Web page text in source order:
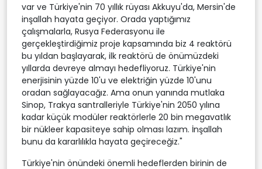
var ve Türkiye'nin 70 yıllık rüyası Akkuyu'da, Mersin'de
inşallah hayata geçiyor. Orada yaptığımız
çalışmalarla, Rusya Federasyonu ile
gerçekleştirdiğimiz proje kapsamında biz 4 reaktörü
bu yıldan başlayarak, ilk reaktörü de önümüzdeki
yıllarda devreye almayı hedefliyoruz. Türkiye'nin
enerjisinin yüzde 10'u ve elektriğin yüzde 10'unu
oradan sağlayacağız. Ama onun yanında mutlaka
Sinop, Trakya santralleriyle Türkiye'nin 2050 yılına
kadar küçük modüler reaktörlerle 20 bin megavatlık
bir nükleer kapasiteye sahip olması lazım. İnşallah
bunu da kararlılıkla hayata geçireceğiz."
Türkiye'nin önündeki önemli hedeflerden birinin de